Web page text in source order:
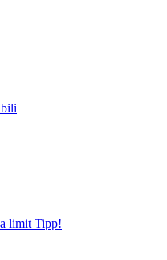
limit Tipp!